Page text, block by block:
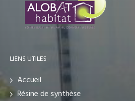
LIENS UTILES
Accueil
Résine de synthèse